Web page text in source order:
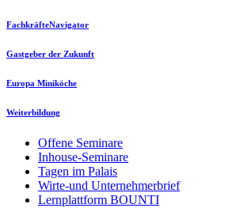
FachkräfteNavigator
Gastgeber der Zukunft
Europa Miniköche
Weiterbildung
Offene Seminare
Inhouse-Seminare
Tagen im Palais
Wirte-und Unternehmerbrief
Lernplattform BOUNTI